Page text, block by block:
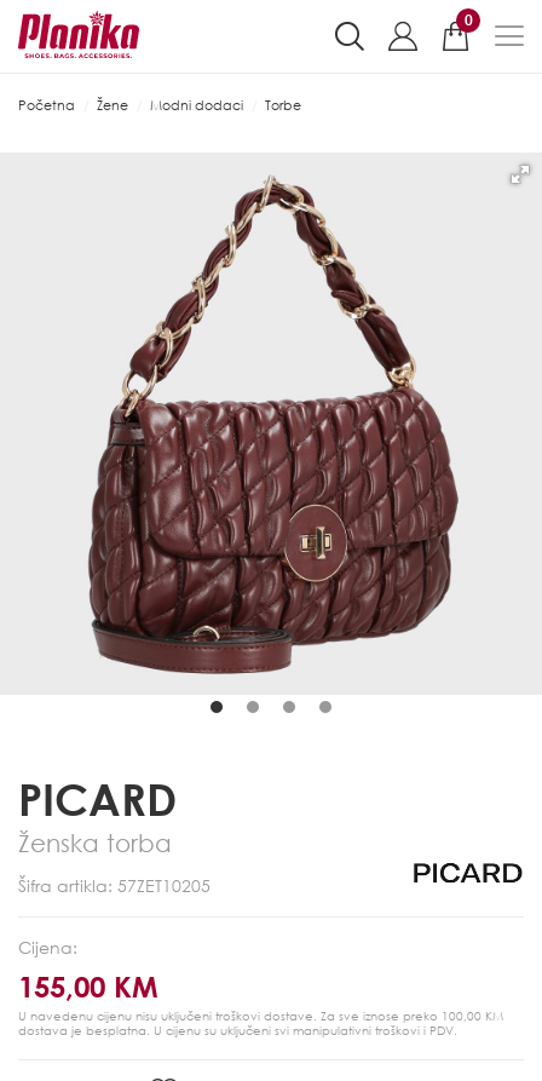
0
Početna Žene Modni dodaci Torbe
PICARD
Ženska torba
Šifra artikla: 57ZET10205
Cijena:
155,00 KM
U navedenu cijenu nisu uključeni troškovi dostave. Za sve iznose preko 100,00 KM
dostava je besplatna. U cijenu su uključeni svi manipulativni troškovi i PDV.